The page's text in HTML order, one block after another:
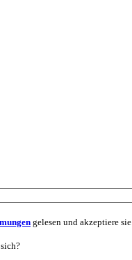
gelesen und akzeptiere sie.